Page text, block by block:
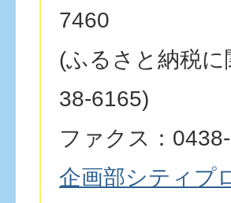
7460
(ふるさと納税
38-6165)
ファクス：
企画部シティプ